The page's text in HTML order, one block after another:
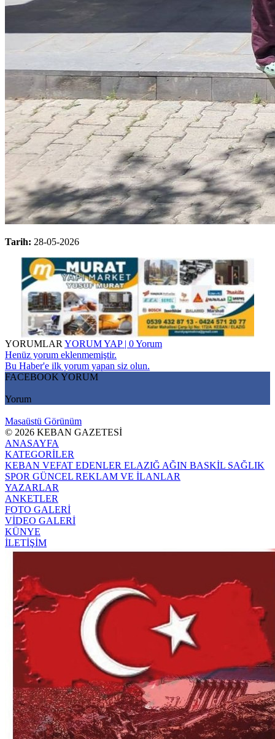
Tarih: 28-05-2026
YORUMLAR YORUM YAP | 0 Yorum
Henüz yorum eklenmemiştir.
Bu Haber'e ilk yorum yapan siz olun.
FACEBOOK YORUM
Yorum
Masaüstü Görünüm
© 2026 KEBAN GAZETESİ
ANASAYFA
KATEGORİLER
KEBAN VEFAT EDENLER ELAZIĞ AĞIN BASKİL SAĞLIK
SPOR GÜNCEL REKLAM VE İLANLAR
YAZARLAR
ANKETLER
FOTO GALERİ
VİDEO GALERİ
KÜNYE
İLETİŞİM